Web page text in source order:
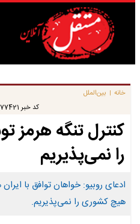
خانه | بین‌الملل
کد خبر
کنترل تنگه
را نمی‌پذیریم
ادعای روبیو: خواهان توافق با
هیچ کشوری را نمی‌پذیریم.